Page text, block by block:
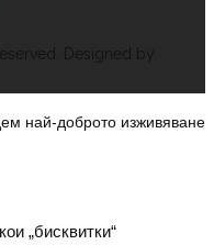
Designed by
най-доброто изживяване
„бисквитки“